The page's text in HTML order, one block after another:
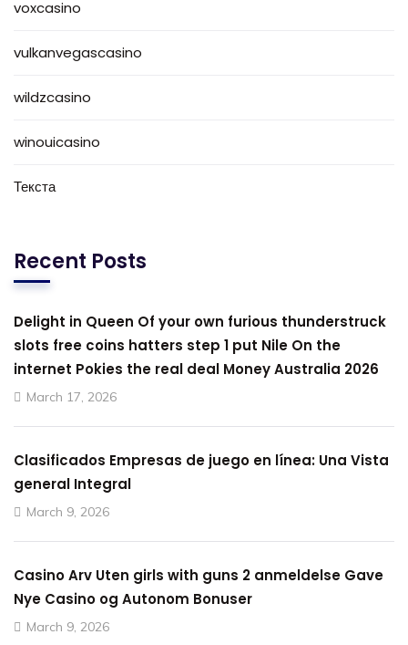
voxcasino
vulkanvegascasino
wildzcasino
winouicasino
Текста
Recent Posts
Delight in Queen Of your own furious thunderstruck
slots free coins hatters step 1 put Nile On the
internet Pokies the real deal Money Australia 2026
March 17, 2026
Clasificados Empresas de juego en línea: Una Vista
general Integral
March 9, 2026
Casino Arv Uten girls with guns 2 anmeldelse Gave
Nye Casino og Autonom Bonuser
March 9, 2026